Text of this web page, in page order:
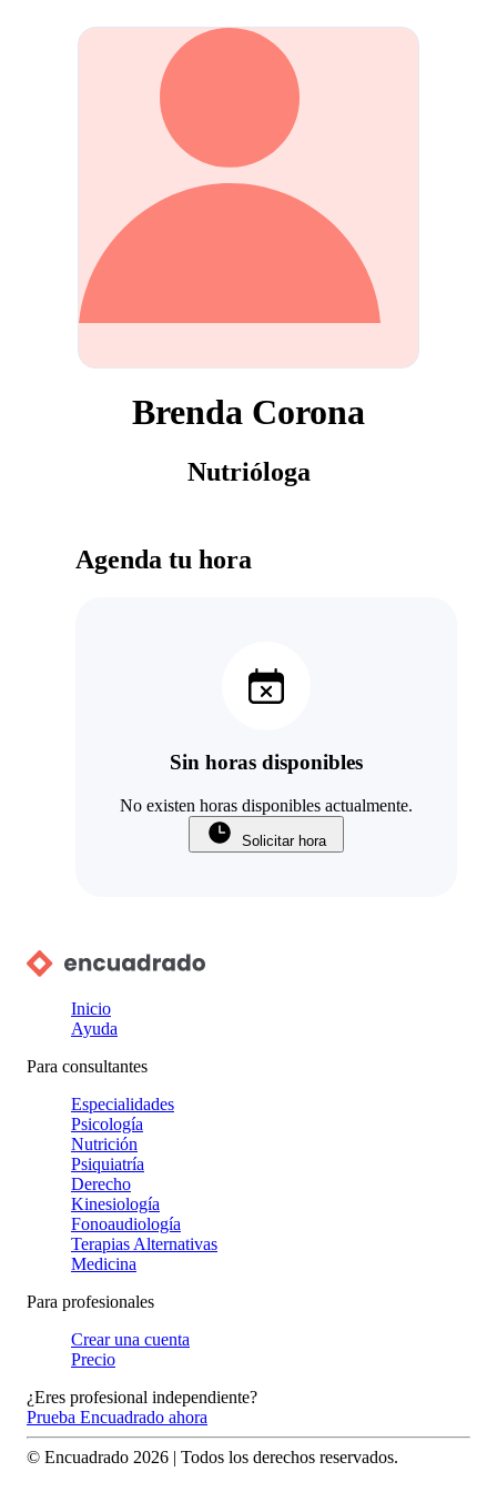
Brenda Corona
Nutrióloga
Agenda tu hora
Sin horas disponibles
No existen horas disponibles actualmente.
Solicitar hora
Inicio
Ayuda
Para consultantes
Especialidades
Psicología
Nutrición
Psiquiatría
Derecho
Kinesiología
Fonoaudiología
Terapias Alternativas
Medicina
Para profesionales
Crear una cuenta
Precio
¿Eres profesional independiente?
Prueba Encuadrado ahora
© Encuadrado 2026 | Todos los derechos reservados.